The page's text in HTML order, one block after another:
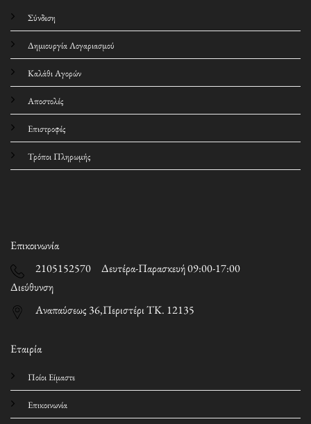
Σύνδεση
Δημιουργία Λογαριασμού
Καλάθι Αγορών
Αποστολές
Επιστροφές
Τρόποι Πληρωμής
Εταιρία
Ποίοι Είμαστε
Επικοινωνία
Επικοινωνία
2105152570 Δευτέρα-Παρασκευή 09:00-17:00
Διεύθυνση
Αναπαύσεως 36,Περιστέρι ΤΚ. 12135